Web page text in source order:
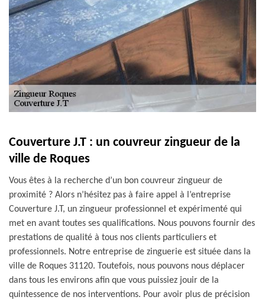
Couverture J.T : un couvreur zingueur de la
ville de Roques
Vous êtes à la recherche d’un bon couvreur zingueur de
proximité ? Alors n’hésitez pas à faire appel à l’entreprise
Couverture J.T, un zingueur professionnel et expérimenté qui
met en avant toutes ses qualifications. Nous pouvons fournir des
prestations de qualité à tous nos clients particuliers et
professionnels. Notre entreprise de zinguerie est située dans la
ville de Roques 31120. Toutefois, nous pouvons nous déplacer
dans tous les environs afin que vous puissiez jouir de la
quintessence de nos interventions. Pour avoir plus de précision